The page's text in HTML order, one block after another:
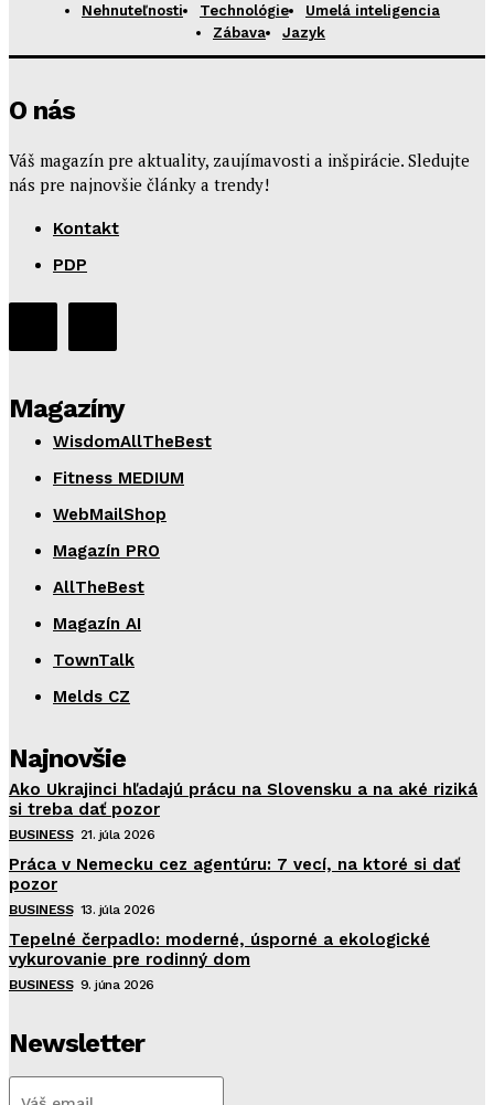
Nehnuteľnosti
Technológie
Umelá inteligencia
Zábava
Jazyk
O nás
Váš magazín pre aktuality, zaujímavosti a inšpirácie. Sledujte
nás pre najnovšie články a trendy!
Kontakt
PDP
Magazíny
WisdomAllTheBest
Fitness MEDIUM
WebMailShop
Magazín PRO
AllTheBest
Magazín AI
TownTalk
Melds CZ
Najnovšie
Ako Ukrajinci hľadajú prácu na Slovensku a na aké riziká
si treba dať pozor
BUSINESS 21. júla 2026
Práca v Nemecku cez agentúru: 7 vecí, na ktoré si dať
pozor
BUSINESS 13. júla 2026
Tepelné čerpadlo: moderné, úsporné a ekologické
vykurovanie pre rodinný dom
BUSINESS 9. júna 2026
Newsletter